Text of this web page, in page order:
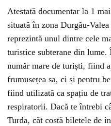
Atestată documentar la 1
situată în zona Durgău-
reprezintă unul dintre cele
turistice subterane din lume.
număr mare de turiști, fiind
frumusețea sa, ci și pentru
fiind utilizată ca spațiu de
respiratorii. Dacă te întrebi
Turda, cât costă biletele de